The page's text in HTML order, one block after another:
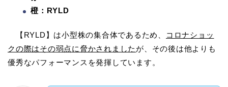
橙：RYLD
【RYLD】は小型株の集合体であるため、
コロナショッ
クの際はその弱点に脅かされました が、その後は他よりも
優秀なパフォーマンスを発揮しています。